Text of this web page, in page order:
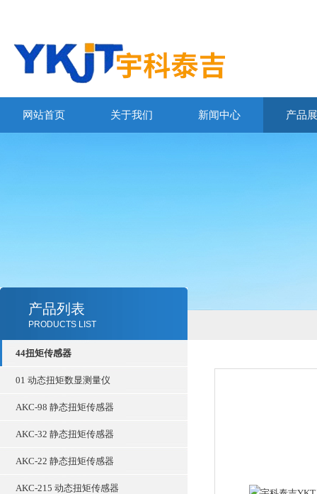
网站首页 关于我们 新闻中心 产品
产品列表
PRODUCTS LIST
44扭矩传感器
01 动态扭矩数显测量仪
AKC-98 静态扭矩传感器
AKC-32 静态扭矩传感器
AKC-22 静态扭矩传感器
AKC-215 动态扭矩传感器